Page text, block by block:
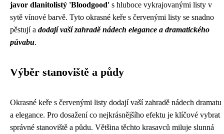
javor dlanitolistý 'Bloodgood' s hluboce vykrajovanými listy v
sytě vínové barvě. Tyto okrasné keře s červenými listy se snadno
pěstují a dodají vaší zahradě nádech elegance a dramatického
půvabu.
Výběr stanoviště a půdy
Okrasné keře s červenými listy dodají vaší zahradě nádech dramatu
a elegance. Pro dosažení co nejkrásnějšího efektu je klíčové vybrat
správné stanoviště a půdu. Většina těchto krasavců miluje slunná